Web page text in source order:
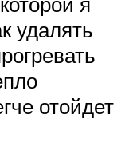
удалять
отойдет